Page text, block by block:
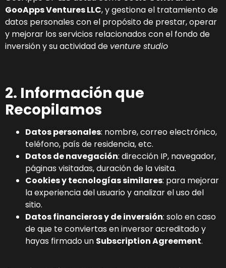
GooApps Ventures LLC, y gestiona el tratamiento de
datos personales con el propósito de prestar, operar
y mejorar los servicios relacionados con el fondo de
inversión y su actividad de venture studio
2. Información que
Recopilamos
Datos personales: nombre, correo electrónico,
teléfono, país de residencia, etc.
Datos de navegación: dirección IP, navegador,
páginas visitadas, duración de la visita.
Cookies y tecnologías similares: para mejorar
la experiencia del usuario y analizar el uso del
sitio.
Datos financieros y de inversión: solo en caso
de que te conviertas en inversor acreditado y
hayas firmado un Subscription Agreement.